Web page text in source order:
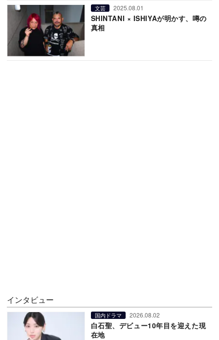
文芸 2025.08.01
SHINTANI × ISHIYAが明かす、噂の
真相
インタビュー
国内ドラマ 2026.08.02
白石聖、デビュー10年目を迎えた現
在地